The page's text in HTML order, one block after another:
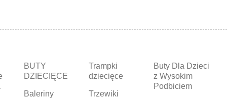
BUTY
DZIECIĘCE
Baleriny
Trampki
dziecięce
Trzewiki
Buty Dla Dzieci
z Wysokim
Podbiciem